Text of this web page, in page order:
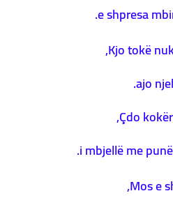
e shpresa
Kjo tokë
ajo
Çdo
i mbjellë me
Mos e